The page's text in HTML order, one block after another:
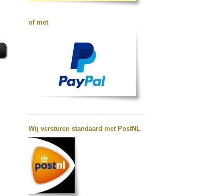
of met
Wij versturen standaard met PostNL